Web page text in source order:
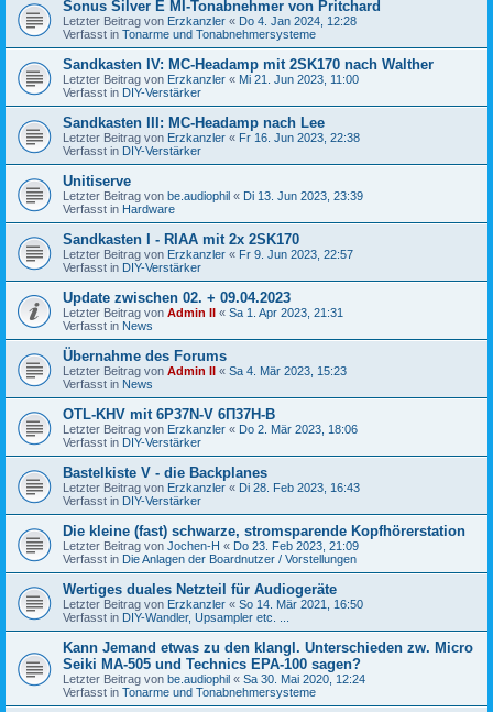
Sonus Silver E MI-Tonabnehmer von Pritchard
Letzter Beitrag von Erzkanzler « Do 4. Jan 2024, 12:28
Verfasst in Tonarme und Tonabnehmersysteme
Sandkasten IV: MC-Headamp mit 2SK170 nach Walther
Letzter Beitrag von Erzkanzler « Mi 21. Jun 2023, 11:00
Verfasst in DIY-Verstärker
Sandkasten III: MC-Headamp nach Lee
Letzter Beitrag von Erzkanzler « Fr 16. Jun 2023, 22:38
Verfasst in DIY-Verstärker
Unitiserve
Letzter Beitrag von be.audiophil « Di 13. Jun 2023, 23:39
Verfasst in Hardware
Sandkasten I - RIAA mit 2x 2SK170
Letzter Beitrag von Erzkanzler « Fr 9. Jun 2023, 22:57
Verfasst in DIY-Verstärker
Update zwischen 02. + 09.04.2023
Letzter Beitrag von Admin II « Sa 1. Apr 2023, 21:31
Verfasst in News
Übernahme des Forums
Letzter Beitrag von Admin II « Sa 4. Mär 2023, 15:23
Verfasst in News
OTL-KHV mit 6P37N-V 6П37Н-В
Letzter Beitrag von Erzkanzler « Do 2. Mär 2023, 18:06
Verfasst in DIY-Verstärker
Bastelkiste V - die Backplanes
Letzter Beitrag von Erzkanzler « Di 28. Feb 2023, 16:43
Verfasst in DIY-Verstärker
Die kleine (fast) schwarze, stromsparende Kopfhörerstation
Letzter Beitrag von Jochen-H « Do 23. Feb 2023, 21:09
Verfasst in Die Anlagen der Boardnutzer / Vorstellungen
Wertiges duales Netzteil für Audiogeräte
Letzter Beitrag von Erzkanzler « So 14. Mär 2021, 16:50
Verfasst in DIY-Wandler, Upsampler etc. ...
Kann Jemand etwas zu den klangl. Unterschieden zw. Micro
Seiki MA-505 und Technics EPA-100 sagen?
Letzter Beitrag von be.audiophil « Sa 30. Mai 2020, 12:24
Verfasst in Tonarme und Tonabnehmersysteme